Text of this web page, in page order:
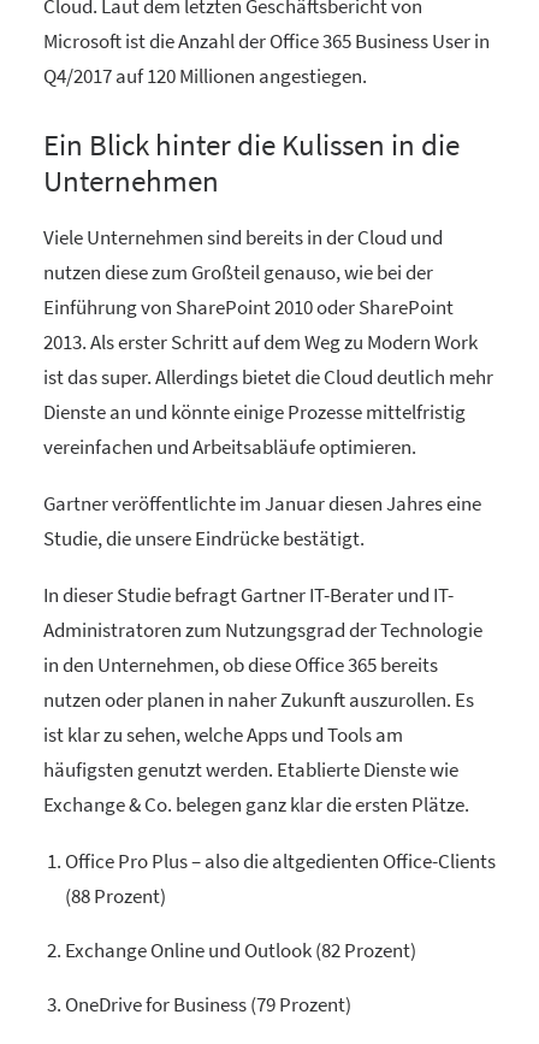
Cloud. Laut dem letzten Geschäftsbericht von
Microsoft ist die Anzahl der Office 365 Business User in
Q4/2017 auf 120 Millionen angestiegen.
Ein Blick hinter die Kulissen in die
Unternehmen
Viele Unternehmen sind bereits in der Cloud und
nutzen diese zum Großteil genauso, wie bei der
Einführung von SharePoint 2010 oder SharePoint
2013. Als erster Schritt auf dem Weg zu Modern Work
ist das super. Allerdings bietet die Cloud deutlich mehr
Dienste an und könnte einige Prozesse mittelfristig
vereinfachen und Arbeitsabläufe optimieren.
Gartner veröffentlichte im Januar diesen Jahres eine
Studie, die unsere Eindrücke bestätigt.
In dieser Studie befragt Gartner IT-Berater und IT-
Administratoren zum Nutzungsgrad der Technologie
in den Unternehmen, ob diese Office 365 bereits
nutzen oder planen in naher Zukunft auszurollen. Es
ist klar zu sehen, welche Apps und Tools am
häufigsten genutzt werden. Etablierte Dienste wie
Exchange & Co. belegen ganz klar die ersten Plätze.
Office Pro Plus – also die altgedienten Office-Clients
(88 Prozent)
Exchange Online und Outlook (82 Prozent)
OneDrive for Business (79 Prozent)